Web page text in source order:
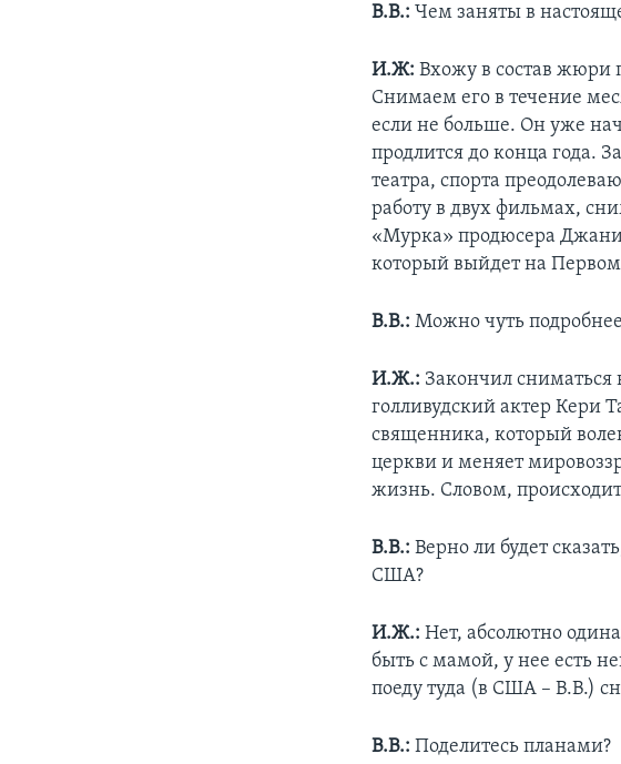
В.В.: Чем заняты в
И.Ж: Вхожу в состав жюри
Снимаем его в течение
если не больше. Он уже
продлится до конца года.
театра, спорта
работу в двух фильмах,
«Мурка» продюсера
который выйдет на
В.В.: Можно чуть
И.Ж.: Закончил сниматься
голливудский актер Кери
священника, который
церкви и меняет
жизнь. Словом,
В.В.: Верно ли будет
США?
И.Ж.: Нет, абсолютно
быть с мамой, у нее есть
поеду туда (в США – В.В.)
В.В.: Поделитесь планами?